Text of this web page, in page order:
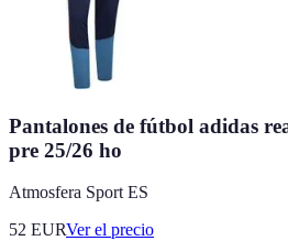
Pantalones de fútbol adidas
pre 25/26 ho
Atmosfera Sport ES
52 EURVer el precio